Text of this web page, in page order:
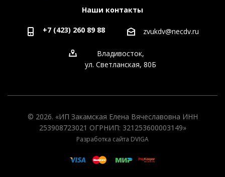
Наши контакты
+7 (423) 260 89 88 zvukdv@necdv.ru
Владивосток,
ул. Светланская, 80Б
© 2026. «ИП Закамская Елена Вячеславовна ИНН
253908723021 ОГРНИП: 321253600003149»
Разработка сайта DVIGA